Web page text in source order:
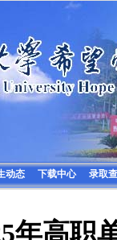
动态 下载中心 录取
年高职